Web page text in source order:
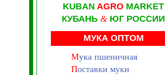
KUBAN AGRO MARKET
КУБАНЬ & ЮГ РОССИИ
МУКА ОПТОМ
Мука пшеничная
Поставки муки